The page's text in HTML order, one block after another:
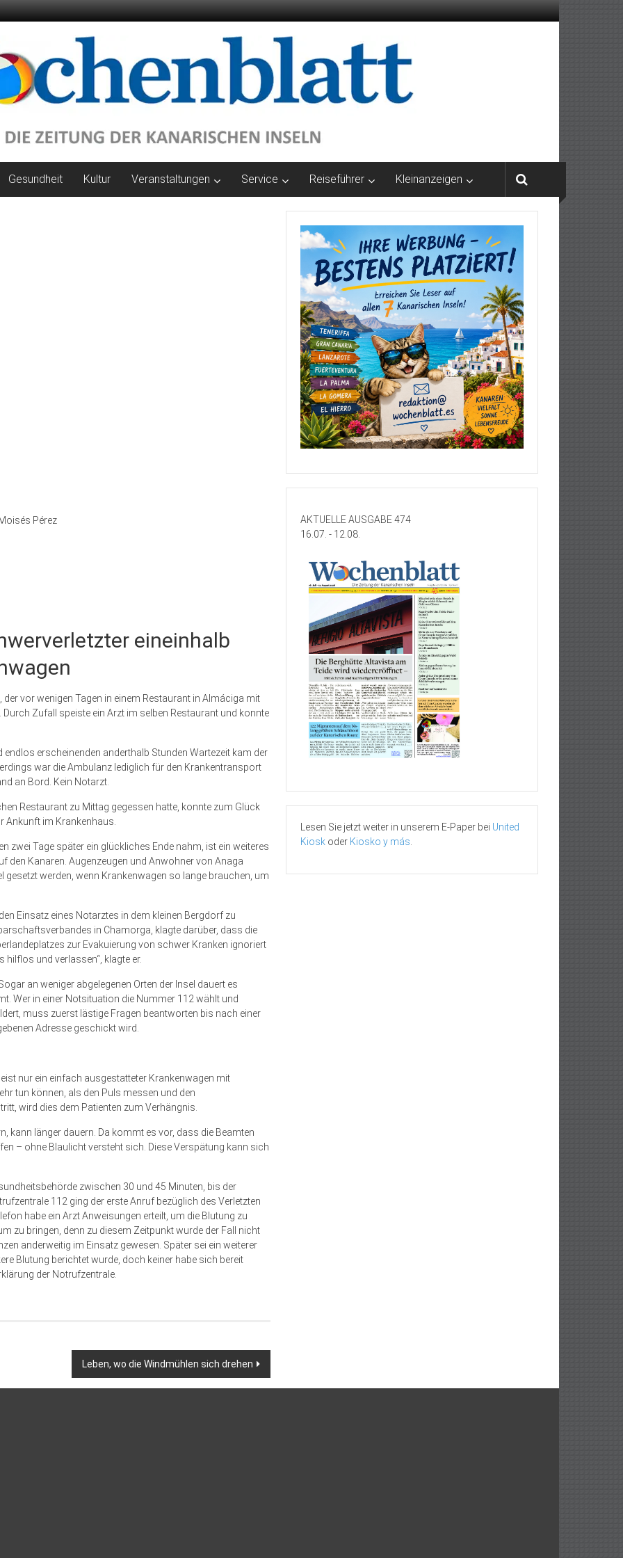
Gesundheit Kultur Veranstaltungen Service Reiseführer Kleinanzeigen
Pérez
eineinhalb
vor wenigen Tagen in einem Restaurant in Almáciga mit
Zufall speiste ein Arzt im selben Restaurant und konnte
erscheinenden anderthalb Stunden Wartezeit kam der
war die Ambulanz lediglich für den Krankentransport
an Bord. Kein Notarzt.
Restaurant zu Mittag gegessen hatte, konnte zum Glück
Ankunft im Krankenhaus.
zwei Tage später ein glückliches Ende nahm, ist ein weiteres
den Kanaren. Augenzeugen und Anwohner von Anaga
werden, wenn Krankenwagen so lange brauchen, um
Einsatz eines Notarztes in dem kleinen Bergdorf zu
in Chamorga, klagte darüber, dass die
zur Evakuierung von schwer Kranken ignoriert
hilflos und verlassen“, klagte er.
an weniger abgelegenen Orten der Insel dauert es
Wer in einer Notsituation die Nummer 112 wählt und
muss zuerst lästige Fragen beantworten bis nach einer
Adresse geschickt wird.
nur ein einfach ausgestatteter Krankenwagen mit
tun können, als den Puls messen und den
wird dies dem Patienten zum Verhängnis.
kann länger dauern. Da kommt es vor, dass die Beamten
– ohne Blaulicht versteht sich. Diese Verspätung kann sich
zwischen 30 und 45 Minuten, bis der
112 ging der erste Anruf bezüglich des Verletzten
habe ein Arzt Anweisungen erteilt, um die Blutung zu
zu bringen, denn zu diesem Zeitpunkt wurde der Fall nicht
anderweitig im Einsatz gewesen. Später sei ein weiterer
Blutung berichtet wurde, doch keiner habe sich bereit
der Notrufzentrale.
Leben, wo die Windmühlen sich drehen
AKTUELLE AUSGABE 474
16.07. - 12.08.
Lesen Sie jetzt weiter in unserem E-Paper bei United
Kiosk oder Kiosko y más